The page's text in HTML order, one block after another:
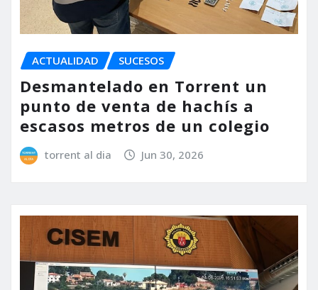
ACTUALIDAD SUCESOS
Desmantelado en Torrent un
punto de venta de hachís a
escasos metros de un colegio
torrent al dia Jun 30, 2026